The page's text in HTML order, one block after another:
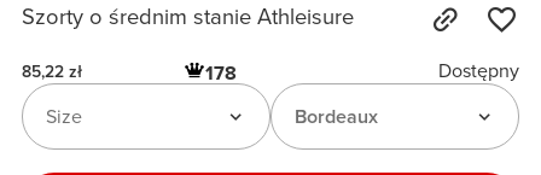
Szorty o średnim stanie Athleisure
85,22 zł 178
Dostępny
Bordeaux
Size